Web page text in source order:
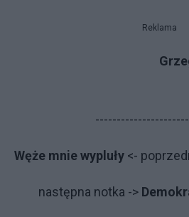
Reklama
Węże mnie wypluły <-
następna notka ->